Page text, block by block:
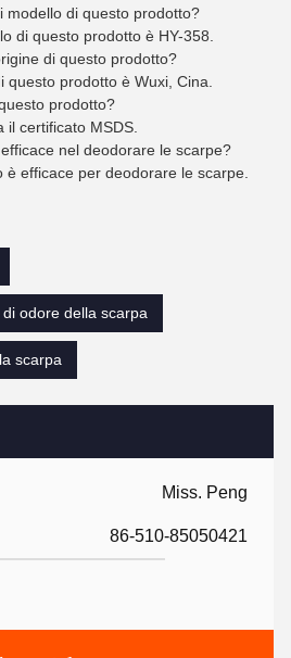
Miss. Peng
86-510-85050421
modello di questo prodotto?
di questo prodotto è HY-358.
di questo prodotto?
prodotto è Wuxi, Cina.
prodotto?
certificato MSDS.
nel deodorare le scarpe?
è efficace per deodorare le scarpe.
odore della scarpa
scarpa